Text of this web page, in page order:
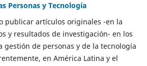
Personas y Tecnología
publicar artículos originales -en la
y resultados de investigación- en los
gestión de personas y de la tecnología
en América Latina y el